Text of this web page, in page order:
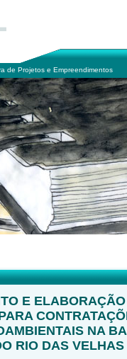
de Projetos e Empreendimentos
E
NA
RIO DAS VELHAS